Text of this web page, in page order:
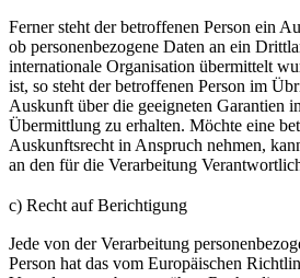
Ferner steht der betroffenen Person ein
ob personenbezogene Daten an ein
internationale Organisation übermittelt
ist, so steht der betroffenen Person im
Auskunft über die geeigneten Garantien
Übermittlung zu erhalten. Möchte eine
Auskunftsrecht in Anspruch nehmen,
an den für die Verarbeitung
c) Recht auf Berichtigung
Jede von der Verarbeitung
Person hat das vom Europäischen